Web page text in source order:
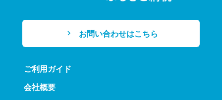
お問い合わせはこちら
ご利用ガイド
会社概要